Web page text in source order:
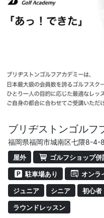
ブリヂストンゴルフアカ
™により、はじめてクラ
んでいる人、もっと楽し
ア、ひとりひとりにあわ
・少人数制で充実したレッ
・6名定員の少人数制レッ
・レッスン時間は60分で
ブリヂストンゴルフ
福岡県福岡市城南区七隈8-4-
屋外 ゴルフショップ併
駐車場あり オンラ
ジュニア シニア 初心者
ラウンドレッスン